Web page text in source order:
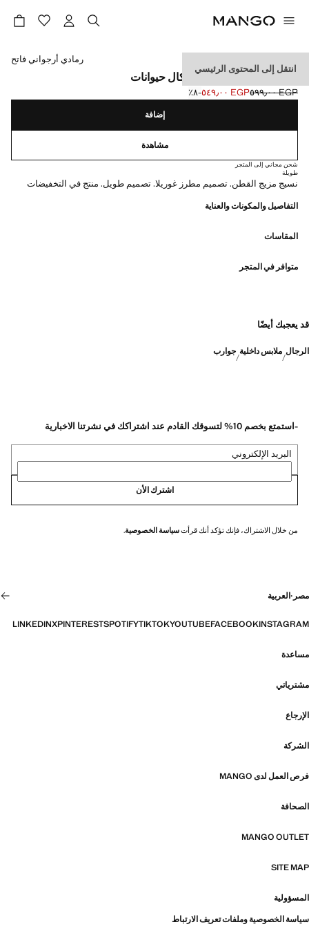
انتقل إلى المحتوى الرئيسي
جوارب قطنية مطرزة بأشكال حيوانات
السعر الأول محذوف [EGP ٥٩٩٫٠٠ ]
EGP ٥٩٩٫٠٠
السعر الحالي [EGP ٥٤٩٫٠٠ ]EGP ٥٤٩٫٠٠ ؜-٨٪؜
حدد اللون
رمادي أرجواني فاتح
إضافة
مشاهدة
شحن مجاني إلى المتجر
طويلة
نسيج مزيج القطن. تصميم مطرز غوريلا. تصميم طويل. منتج في التخفيضات
التفاصيل والمكونات والعناية
المقاسات
متوافر في المتجر
قد يعجبك أيضًا
الرجال ملابس داخلية جوارب
-استمتع بخصم 10% لتسوقك القادم عند اشتراكك في نشرتنا الاخبارية
البريد الإلكتروني
اشترك الأن
من خلال الاشتراك، فإنك تؤكد أنك قرأتسياسة الخصوصية.
مصر ·العربية
INSTAGRAM
FACEBOOK
YOUTUBE
TIKTOK
SPOTIFY
PINTEREST
X
LINKEDIN
مساعدة
مشترياتي
الإرجاع
الشركة
فرص العمل لدى MANGO
الصحافة
MANGO OUTLET
SITE MAP
المسؤولية
سياسة الخصوصية وملفات تعريف الارتباط